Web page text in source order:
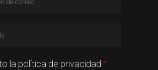
la política de privacidad *